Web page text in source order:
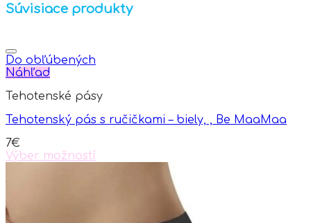
Súvisiace produkty
Do obľúbených
Náhľad
Tehotenské pásy
Tehotenský pás s ručičkami – biely, , Be MaaMaa
7€
Výber možností
multiple
variants.